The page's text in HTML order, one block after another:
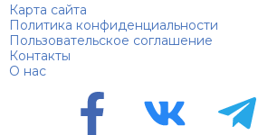
Карта сайта
Политика конфиденциальности
Пользовательское соглашение
Контакты
О нас